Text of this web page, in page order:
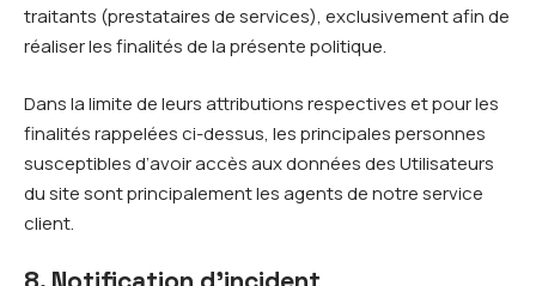
traitants (prestataires de services), exclusivement afin de
réaliser les finalités de la présente politique.
Dans la limite de leurs attributions respectives et pour les
finalités rappelées ci-dessus, les principales personnes
susceptibles d’avoir accès aux données des Utilisateurs
du site sont principalement les agents de notre service
client.